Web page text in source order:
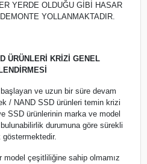
YERDE OLDUĞU GİBİ HASAR
YOLLANMAKTADIR.
ÜRÜNLERİ KRİZİ GENEL
başlayan ve uzun bir süre devam
/ NAND SSD ürünleri temin krizi
SSD ürünlerinin marka ve model
durumuna göre sürekli
model çeşitliliğine sahip olmamız